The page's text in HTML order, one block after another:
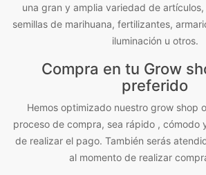
una gran y amplia variedad de
semillas de marihuana, fertilizantes,
iluminación u otros.
Compra en tu Grow
preferido
Hemos optimizado nuestro grow shop
proceso de compra, sea rápido , cómodo
de realizar el pago. También serás
al momento de realizar